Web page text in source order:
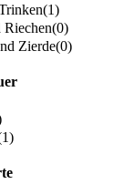
(1)
Riechen(0)
Zierde(0)